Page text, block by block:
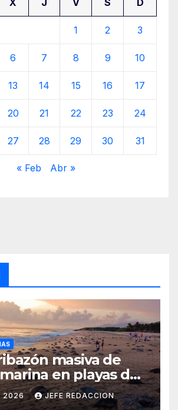
1 2 3
6 7 8 9 10
13 14 15 16 17
20 21 22 23 24
27 28 29 30 31
« Feb Abr »
masiva de
en playas de
2026 JEFE REDACCION